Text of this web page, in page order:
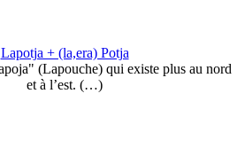
Lapotja + (la,era) Potja
(Lapouche) qui existe plus au nord
et à l’est. (…)